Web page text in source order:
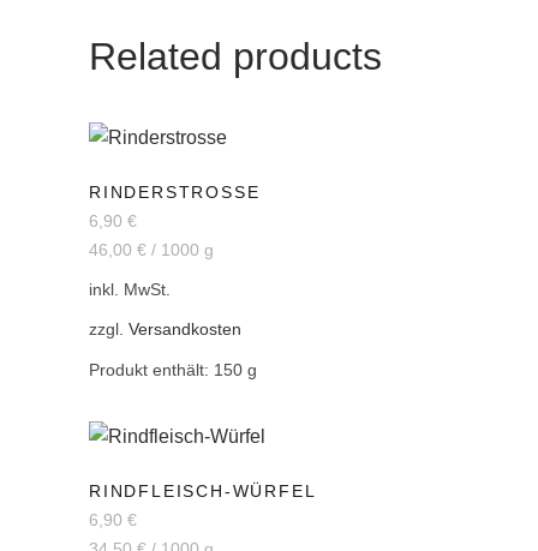
Related products
RINDERSTROSSE
6,90 €
46,00 € / 1000 g
inkl. MwSt.
zzgl. Versandkosten
Produkt enthält: 150 g
RINDFLEISCH-WÜRFEL
6,90 €